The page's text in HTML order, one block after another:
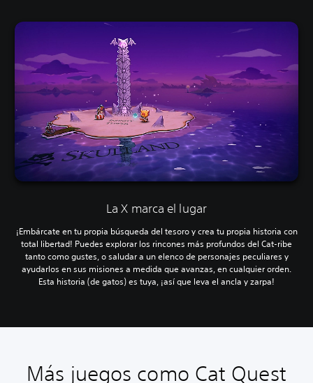
La X marca el lugar
¡Embárcate en tu propia búsqueda del tesoro y crea tu propia historia con
total libertad! Puedes explorar los rincones más profundos del Cat-ribe
tanto como gustes, o saludar a un elenco de personajes peculiares y
ayudarlos en sus misiones a medida que avanzas, en cualquier orden.
Esta historia (de gatos) es tuya, ¡así que leva el ancla y zarpa!
Más juegos como Cat Quest